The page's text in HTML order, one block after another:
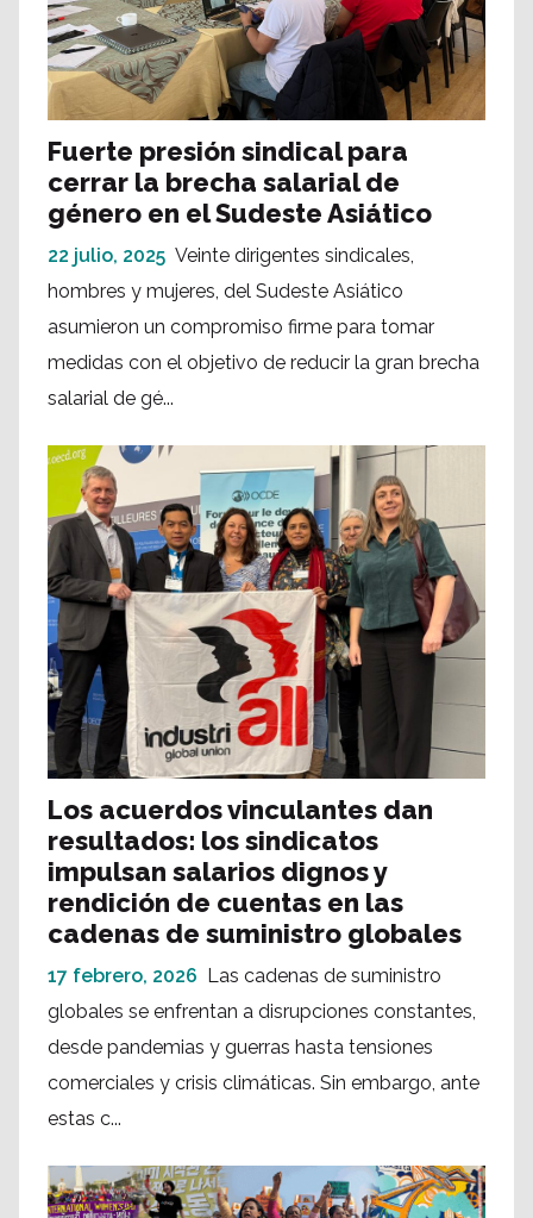
Fuerte presión sindical para
cerrar la brecha salarial de
género en el Sudeste Asiático
22 julio, 2025 Veinte dirigentes sindicales,
hombres y mujeres, del Sudeste Asiático
asumieron un compromiso firme para tomar
medidas con el objetivo de reducir la gran brecha
salarial de gé...
Los acuerdos vinculantes dan
resultados: los sindicatos
impulsan salarios dignos y
rendición de cuentas en las
cadenas de suministro globales
17 febrero, 2026 Las cadenas de suministro
globales se enfrentan a disrupciones constantes,
desde pandemias y guerras hasta tensiones
comerciales y crisis climáticas. Sin embargo, ante
estas c...